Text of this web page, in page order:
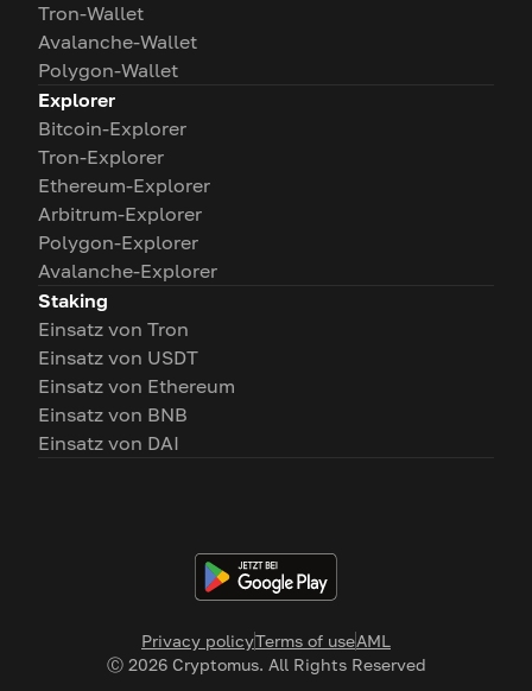
Privacy policyTerms of useAML
Ⓒ 2026Cryptomus. All Rights Reserved
Tron-Wallet
Avalanche-Wallet
Polygon-Wallet
Explorer
Bitcoin-Explorer
Tron-Explorer
Ethereum-Explorer
Arbitrum-Explorer
Polygon-Explorer
Avalanche-Explorer
Staking
Einsatz von Tron
Einsatz von USDT
Einsatz von Ethereum
Einsatz von BNB
Einsatz von DAI